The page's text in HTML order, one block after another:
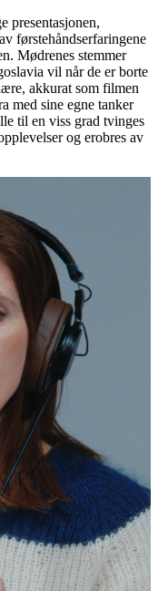
presentasjonen,
førstehåndserfaringene
Mødrenes stemmer
vil når de er borte
akkurat som filmen
med sine egne tanker
til en viss grad tvinges
og erobres av